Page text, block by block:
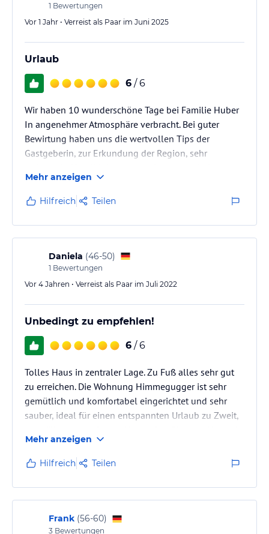
1 Bewertungen
Vor 1 Jahr • Verreist als Paar im Juni 2025
Urlaub
6 / 6
Wir haben 10 wunderschöne Tage bei Familie Huber
In angenehmer Atmosphäre verbracht. Bei guter
Bewirtung haben uns die wertvollen Tips der
Gastgeberin, zur Erkundung der Region, sehr
Mehr anzeigen
Hilfreich Teilen
Daniela (46-50)
1 Bewertungen
Vor 4 Jahren • Verreist als Paar im Juli 2022
Unbedingt zu empfehlen!
6 / 6
Tolles Haus in zentraler Lage. Zu Fuß alles sehr gut
zu erreichen. Die Wohnung Himmegugger ist sehr
gemütlich und komfortabel eingerichtet und sehr
sauber, ideal für einen entspannten Urlaub zu Zweit,
sympathisch und immer bei Fragen ansprechbar. Sie
geben gute Wandertipps. Wir kommen nächstes Jahr
auf jeden Fall wieder für unseren Urlaub dorthin.
Mehr anzeigen
Hilfreich Teilen
Frank (56-60)
3 Bewertungen